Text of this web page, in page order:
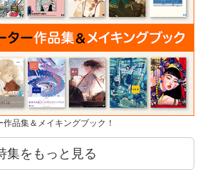
品集＆メイキングブック！
集をもっと見る